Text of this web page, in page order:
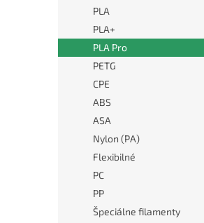
PLA
PLA+
PLA Pro
PETG
CPE
ABS
ASA
Nylon (PA)
Flexibilné
PC
PP
Špeciálne filamenty